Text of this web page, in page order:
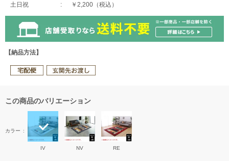
土日祝
￥2,200（税込）
【納品方法】
この商品のバリエーション
カラー
IV NV RE